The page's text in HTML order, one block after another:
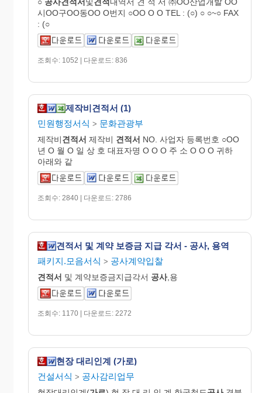
시OO구OO동OO O번지 ○OO O O TEL : (○) ○ ○~○ FAX
: (○
조회수: 1052 | 다운로드: 836
제작비견적서 (1)
민원행정서식 > 문화관광부
제작비견적서 제작비 견적서 NO. 사업자 등록번호 ○OO
년 O 월 O 일 상 호 대표자명 O O O 주 소 O O O 귀하
아래와 같
조회수: 2840 | 다운로드: 2786
견적서 및 계약 보증금 지급 각서 - 공사, 용역
패키지.모음서식 > 공사계약입찰
견적서 및 계약보증금지급각서 공사,용
조회수: 1170 | 다운로드: 2272
현장 대리인계 (가로)
건설서식 > 공사감리업무